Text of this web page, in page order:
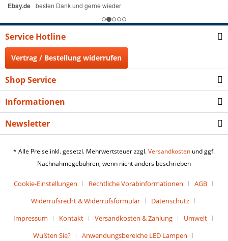
Service Hotline
Vertrag / Bestellung widerrufen
Shop Service
Informationen
Newsletter
* Alle Preise inkl. gesetzl. Mehrwertsteuer zzgl.Versandkosten und ggf.
Nachnahmegebühren, wenn nicht anders beschrieben
Cookie-Einstellungen Rechtliche Vorabinformationen
AGB
Widerrufsrecht & Widerrufsformular
Datenschutz
Impressum
Kontakt Versandkosten & Zahlung
Umwelt
Wußten Sie?
Anwendungsbereiche LED Lampen